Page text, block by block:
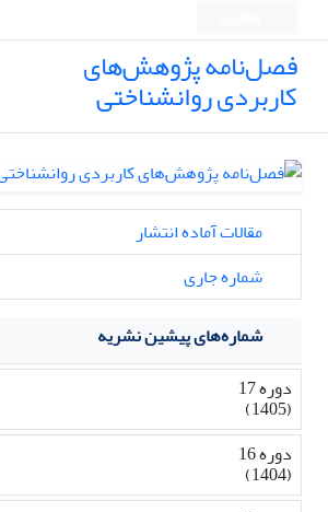
فصل‌نامه پژوهش‌های
کاربردی روانشناختی
مقالات آماده انتشار
شماره جاری
شماره‌های پیشین نشریه
دوره 17
(1405)
دوره 16
(1404)